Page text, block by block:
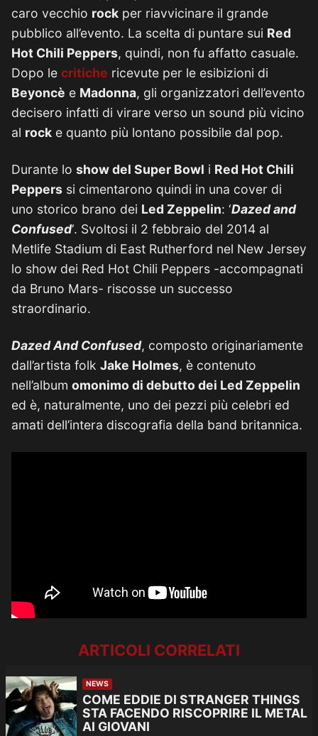
caro vecchio rock per riavvicinare il grande
pubblico all’evento. La scelta di puntare sui Red
Hot Chili Peppers, quindi, non fu affatto casuale.
Dopo le critiche ricevute per le esibizioni di
Beyoncè e Madonna, gli organizzatori dell’evento
decisero infatti di virare verso un sound più vicino
al rock e quanto più lontano possibile dal pop.
Durante lo show del Super Bowl i Red Hot Chili
Peppers si cimentarono quindi in una cover di
uno storico brano dei Led Zeppelin: ‘Dazed and
Confused‘. Svoltosi il 2 febbraio del 2014 al
Metlife Stadium di East Rutherford nel New Jersey
lo show dei Red Hot Chili Peppers -accompagnati
da Bruno Mars- riscosse un successo
straordinario.
Dazed And Confused, composto originariamente
dall’artista folk Jake Holmes, è contenuto
nell’album omonimo di debutto dei Led Zeppelin
ed è, naturalmente, uno dei pezzi più celebri ed
amati dell’intera discografia della band britannica.
ARTICOLI CORRELATI
NEWS
COME EDDIE DI STRANGER THINGS
STA FACENDO RISCOPRIRE IL METAL
AI GIOVANI